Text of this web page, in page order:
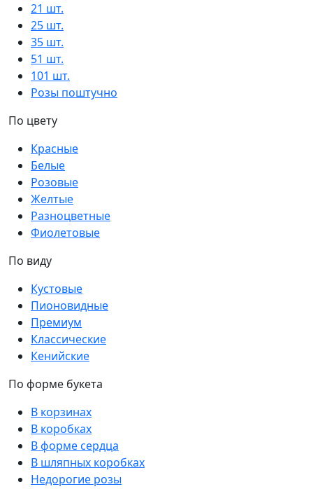
21 шт.
25 шт.
35 шт.
51 шт.
101 шт.
Розы поштучно
По цвету
Красные
Белые
Розовые
Желтые
Разноцветные
Фиолетовые
По виду
Кустовые
Пионовидные
Премиум
Классические
Кенийские
По форме букета
В корзинах
В коробках
В форме сердца
В шляпных коробках
Недорогие розы